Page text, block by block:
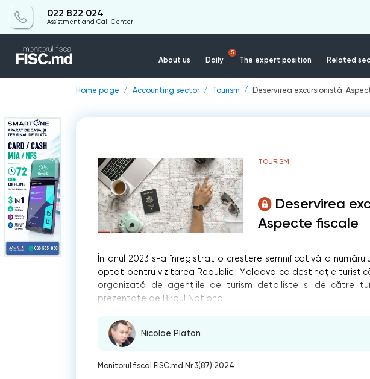
022 822 024
Assistment and Call Center
About us Daily
5
The expert position Related
Home page Accounting sector Tourism Deservirea excursionistă.
TOURISM
Deservirea
Aspecte fiscale
În anul 2023 s-a înregistrat o creștere semnificativă a
optat pentru vizitarea Republicii Moldova ca destinație
organizată de agențiile de turism detailiste și de către
prezentate de Biroul Național
Nicolae Platon
Monitorul fiscal FISC.md Nr.3(87) 2024